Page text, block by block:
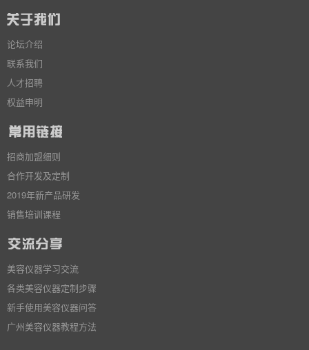
论坛介绍
联系我们
人才招聘
权益申明
招商加盟细则
合作开发及定制
2019年新产品研发
销售培训课程
美容仪器学习交流
各类美容仪器定制步骤
新手使用美容仪器问答
广州美容仪器教程方法